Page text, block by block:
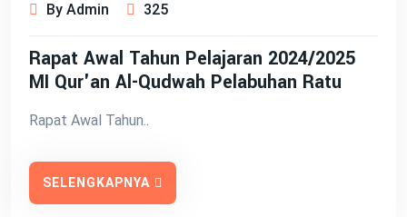
By Admin 325
Rapat Awal Tahun Pelajaran 2024/2025
MI Qur'an Al-Qudwah Pelabuhan Ratu
Rapat Awal Tahun..
SELENGKAPNYA